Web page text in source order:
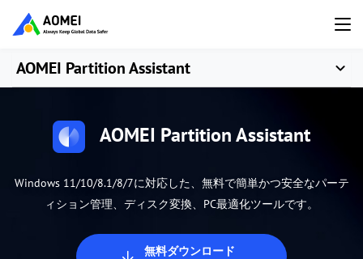
AOMEI Partition Assistant
AOMEI Partition Assistant
Windows 11/10/8.1/8/7に対応した、無料で簡単かつ安全なパーテ
ィション管理、ディスク変換、PC最適化ツールです。
無料ダウンロード